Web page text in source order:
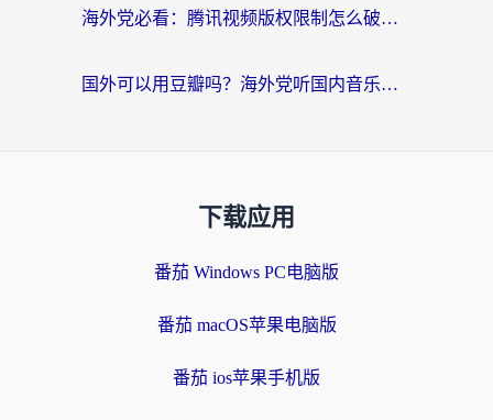
海外党必看：腾讯视频版权限制怎么破？3步让你轻松追剧
国外可以用豆瓣吗？海外党听国内音乐听书的实用指南
下载应用
番茄 Windows PC电脑版
番茄 macOS苹果电脑版
番茄 ios苹果手机版